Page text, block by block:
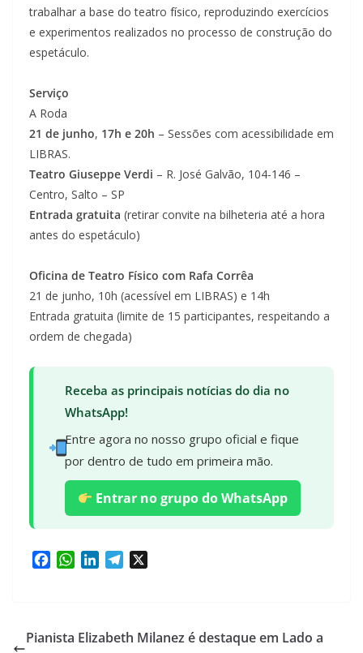
trabalhar a base do teatro físico, reproduzindo exercícios
e experimentos realizados no processo de construção do
espetáculo.
Serviço
A Roda
21 de junho, 17h e 20h – Sessões com acessibilidade em
LIBRAS.
Teatro Giuseppe Verdi – R. José Galvão, 104-146 –
Centro, Salto – SP
Entrada gratuita (retirar convite na bilheteria até a hora
antes do espetáculo)
Oficina de Teatro Físico com Rafa Corrêa
21 de junho, 10h (acessível em LIBRAS) e 14h
Entrada gratuita (limite de 15 participantes, respeitando a
ordem de chegada)
Receba as principais notícias do dia no
WhatsApp!
Entre agora no nosso grupo oficial e fique
por dentro de tudo em primeira mão.
Entrar no grupo do WhatsApp
b
W
s
e
g
Pianista Elizabeth Milanez é destaque em Lado a